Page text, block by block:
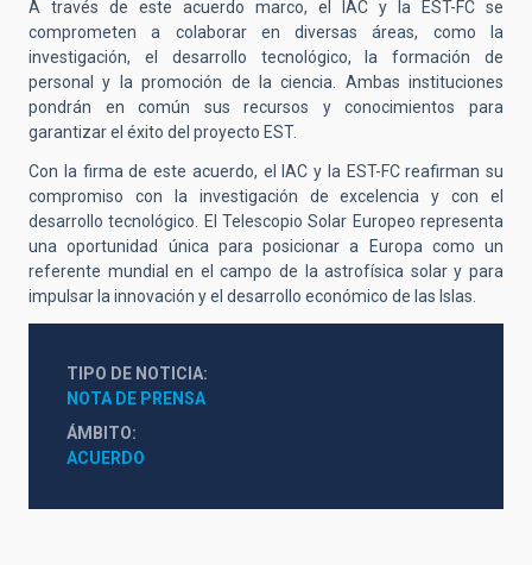
A través de este acuerdo marco, el IAC y la EST-FC se
comprometen a colaborar en diversas áreas, como la
investigación, el desarrollo tecnológico, la formación de
personal y la promoción de la ciencia. Ambas instituciones
pondrán en común sus recursos y conocimientos para
garantizar el éxito del proyecto EST.
Con la firma de este acuerdo, el IAC y la EST-FC reafirman su
compromiso con la investigación de excelencia y con el
desarrollo tecnológico. El Telescopio Solar Europeo representa
una oportunidad única para posicionar a Europa como un
referente mundial en el campo de la astrofísica solar y para
impulsar la innovación y el desarrollo económico de las Islas.
TIPO DE NOTICIA
NOTA DE PRENSA
ÁMBITO
ACUERDO